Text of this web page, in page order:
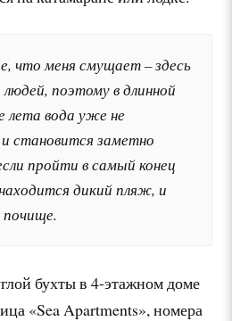
что меня смущает – здесь
людей, поэтому в длинной
лета вода уже не
становится заметно
пройти в самый конец
дикий пляж, и
бухты в 4-этажном доме
«Sea Apartments», номера